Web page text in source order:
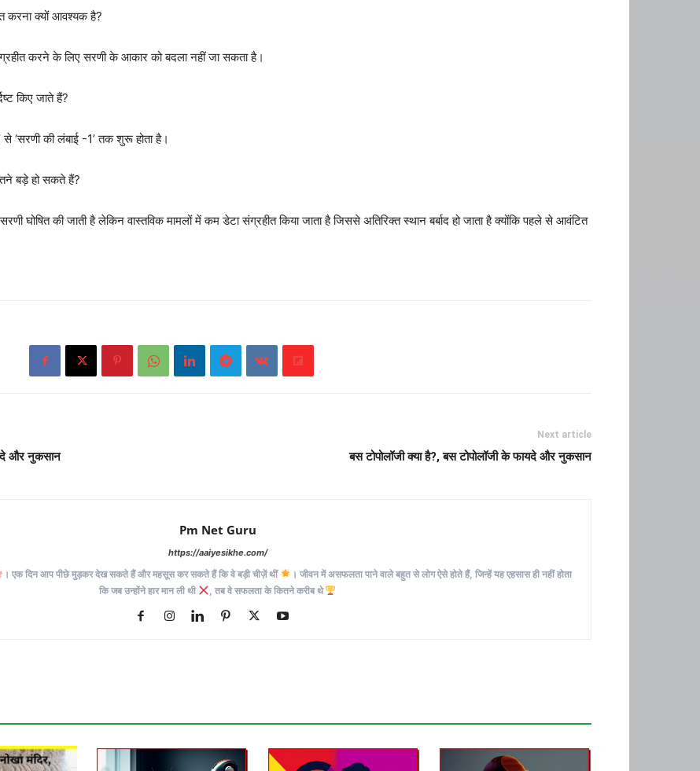
करना क्यों आवश्यक है?
करने के लिए सरणी के आकार को बदला नहीं जा सकता है।
किए जाते हैं?
‘सरणी की लंबाई -1’ तक शुरू होता है।
बड़े हो सकते हैं?
घोषित की जाती है लेकिन वास्तविक मामलों में कम डेटा संग्रहीत किया जाता है जिससे अतिरिक्त स्थान बर्बाद हो जाता है क्योंकि पहले से आवंटित
और नुकसान
Next article
बस टोपोलॉजी क्या है?, बस टोपोलॉजी के फायदे और नुकसान
Pm Net Guru
https://aaiyesikhe.com/
। एक दिन आप पीछे मुड़कर देख सकते हैं और महसूस कर सकते हैं कि वे बड़ी चीज़ें थीं
। जीवन में असफलता पाने वाले बहुत से लोग ऐसे होते हैं, जिन्हें यह एहसास ही नहीं होता
कि जब उन्होंने हार मान ली थी
, तब वे सफलता के कितने करीब थे